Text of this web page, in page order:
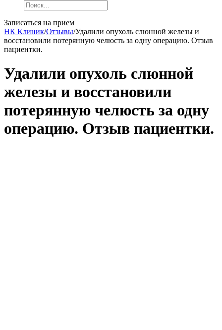
Записаться на прием
НК Клиник/Отзывы/Удалили опухоль слюнной железы и
восстановили потерянную челюсть за одну операцию. Отзыв
пациентки.
Удалили опухоль слюнной
железы и восстановили
потерянную челюсть за одну
операцию. Отзыв пациентки.